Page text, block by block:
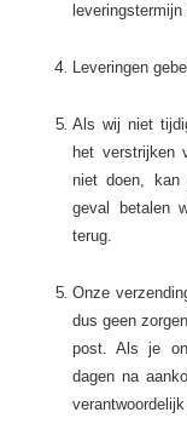
Leveringen
Als wij niet
het verstrijken
niet doen,
geval betalen
terug.
Onze
dus geen
post. Als je
dagen na